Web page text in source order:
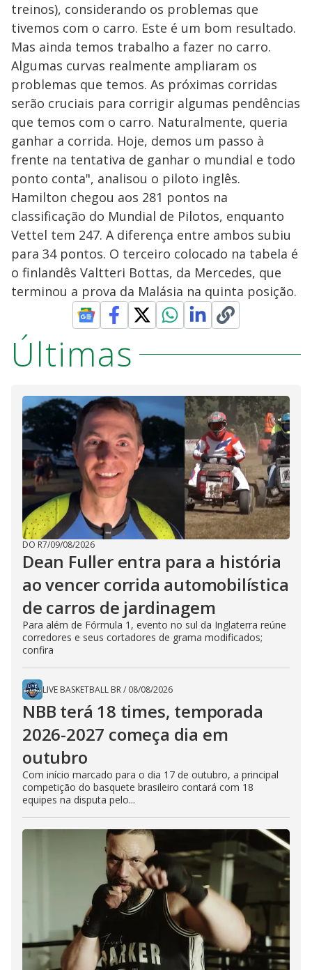
treinos), considerando os problemas que
tivemos com o carro. Este é um bom resultado.
Mas ainda temos trabalho a fazer no carro.
Algumas curvas realmente ampliaram os
problemas que temos. As próximas corridas
serão cruciais para corrigir algumas pendências
que temos com o carro. Naturalmente, queria
ganhar a corrida. Hoje, demos um passo à
frente na tentativa de ganhar o mundial e todo
ponto conta", analisou o piloto inglês.
Hamilton chegou aos 281 pontos na
classificação do Mundial de Pilotos, enquanto
Vettel tem 247. A diferença entre ambos subiu
para 34 pontos. O terceiro colocado na tabela é
o finlandês Valtteri Bottas, da Mercedes, que
terminou a prova da Malásia na quinta posição.
Últimas
DO R7/09/08/2026
Dean Fuller entra para a história
ao vencer corrida automobilística
de carros de jardinagem
Para além de Fórmula 1, evento no sul da Inglaterra reúne
corredores e seus cortadores de grama modificados;
confira
LIVE BASKETBALL BR/ 08/08/2026
NBB terá 18 times, temporada
2026-2027 começa dia em
outubro
Com início marcado para o dia 17 de outubro, a principal
competição do basquete brasileiro contará com 18
equipes na disputa pelo...